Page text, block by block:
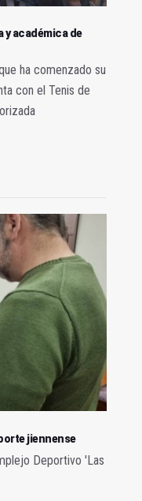
académica de
ha comenzado su
con el Tenis de
jiennense
Deportivo 'Las